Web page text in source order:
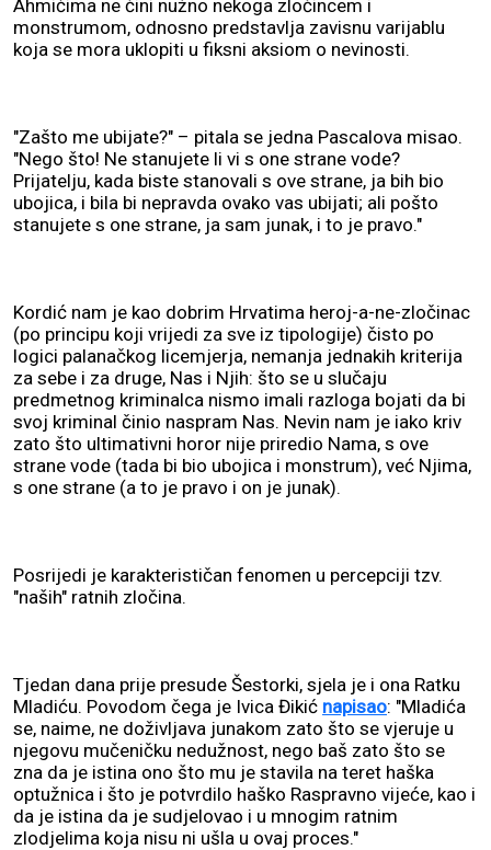
Ahmićima ne čini nužno nekoga zločincem i
monstrumom, odnosno predstavlja zavisnu varijablu
koja se mora uklopiti u fiksni aksiom o nevinosti.
"Zašto me ubijate?" – pitala se jedna Pascalova misao.
"Nego što! Ne stanujete li vi s one strane vode?
Prijatelju, kada biste stanovali s ove strane, ja bih bio
ubojica, i bila bi nepravda ovako vas ubijati; ali pošto
stanujete s one strane, ja sam junak, i to je pravo."
Kordić nam je kao dobrim Hrvatima heroj-a-ne-zločinac
(po principu koji vrijedi za sve iz tipologije) čisto po
logici palanačkog licemjerja, nemanja jednakih kriterija
za sebe i za druge, Nas i Njih: što se u slučaju
predmetnog kriminalca nismo imali razloga bojati da bi
svoj kriminal činio naspram Nas. Nevin nam je iako kriv
zato što ultimativni horor nije priredio Nama, s ove
strane vode (tada bi bio ubojica i monstrum), već Njima,
s one strane (a to je pravo i on je junak).
Posrijedi je karakterističan fenomen u percepciji tzv.
"naših" ratnih zločina.
Tjedan dana prije presude Šestorki, sjela je i ona Ratku
Mladiću. Povodom čega je Ivica Đikić napisao: "Mladića
se, naime, ne doživljava junakom zato što se vjeruje u
njegovu mučeničku nedužnost, nego baš zato što se
zna da je istina ono što mu je stavila na teret haška
optužnica i što je potvrdilo haško Raspravno vijeće, kao i
da je istina da je sudjelovao i u mnogim ratnim
zlodjelima koja nisu ni ušla u ovaj proces."